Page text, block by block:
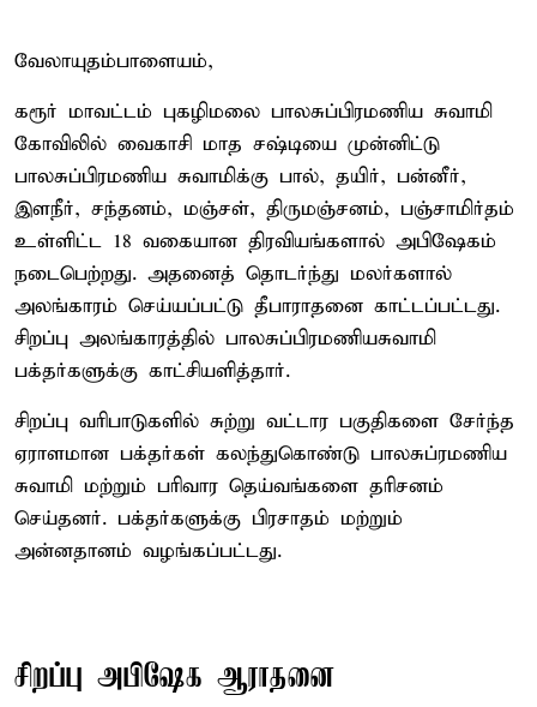
வேலாயுதம்பாளையம்,
கரூர் மாவட்டம் புகழிமலை பாலசுப்பிரமணிய சுவாமி
கோவிலில் வைகாசி மாத சஷ்டியை முன்னிட்டு
பாலசுப்பிரமணிய சுவாமிக்கு பால், தயிர், பன்னீர்,
இளநீர், சந்தனம், மஞ்சள், திருமஞ்சனம், பஞ்சாமிர்தம்
உள்ளிட்ட 18 வகையான திரவியங்களால் அபிஷேகம்
நடைபெற்றது. அதனைத் தொடர்ந்து மலர்களால்
அலங்காரம் செய்யப்பட்டு தீபாராதனை காட்டப்பட்டது.
சிறப்பு அலங்காரத்தில் பாலசுப்பிரமணியசுவாமி
பக்தர்களுக்கு காட்சியளித்தார்.
சிறப்பு வரிபாடுகளில் சுற்று வட்டார பகுதிகளை சேர்ந்த
ஏராளமான பக்தர்கள் கலந்துகொண்டு பாலசுப்ரமணிய
சுவாமி மற்றும் பரிவார தெய்வங்களை தரிசனம்
செய்தனர். பக்தர்களுக்கு பிரசாதம் மற்றும்
அன்னதானம் வழங்கப்பட்டது.
சிறப்பு அபிஷேக ஆராதனை